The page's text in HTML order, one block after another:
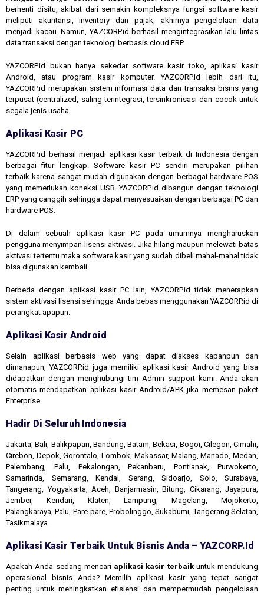
berhenti disitu, akibat dari semakin kompleksnya fungsi software kasir
meliputi akuntansi, inventory dan pajak, akhirnya pengelolaan data
menjadi kacau. Namun, YAZCORP.id berhasil mengintegrasikan lalu lintas
data transaksi dengan teknologi berbasis cloud ERP.
YAZCORP.id bukan hanya sekedar software kasir toko, aplikasi kasir
Android, atau program kasir komputer. YAZCORP.id lebih dari itu,
YAZCORP.id merupakan sistem informasi data dan transaksi bisnis yang
terpusat (centralized, saling terintegrasi, tersinkronisasi dan cocok untuk
segala jenis usaha.
Aplikasi Kasir PC
YAZCORP.id berhasil menjadi aplikasi kasir terbaik di Indonesia dengan
berbagai fitur lengkap. Software kasir PC sendiri merupakan pilihan
terbaik karena sangat mudah digunakan dengan berbagai hardware POS
yang memerlukan koneksi USB. YAZCORP.id dibangun dengan teknologi
ERP yang canggih sehingga dapat menyesuaikan dengan berbagai PC dan
hardware POS.
Di dalam sebuah aplikasi kasir PC pada umumnya mengharuskan
pengguna menyimpan lisensi aktivasi. Jika hilang maupun melewati batas
aktivasi tertentu maka software kasir yang sudah dibeli mahal-mahal tidak
bisa digunakan kembali.
Berbeda dengan aplikasi kasir PC lain, YAZCORP.id tidak menerapkan
sistem aktivasi lisensi sehingga Anda bebas menggunakan YAZCORP.id di
perangkat apapun.
Aplikasi Kasir Android
Selain aplikasi berbasis web yang dapat diakses kapanpun dan
dimanapun, YAZCORP.id juga memiliki aplikasi kasir Android yang bisa
didapatkan dengan menghubungi tim Admin support kami. Anda akan
otomatis mendapatkan aplikasi kasir Android/APK jika memesan paket
Enterprise.
Hadir Di Seluruh Indonesia
Jakarta, Bali, Balikpapan, Bandung, Batam, Bekasi, Bogor, Cilegon, Cimahi,
Cirebon, Depok, Gorontalo, Lombok, Makassar, Malang, Manado, Medan,
Palembang, Palu, Pekalongan, Pekanbaru, Pontianak, Purwokerto,
Samarinda, Semarang, Kendal, Serang, Sidoarjo, Solo, Surabaya,
Tangerang, Yogyakarta, Aceh, Banjarmasin, Bitung, Cikarang, Jayapura,
Jember, Kendari, Klaten, Lampung, Magelang, Mojokerto,
Palangkaraya, Palu, Pare-pare, Probolinggo, Sukabumi, Tangerang Selatan,
Tasikmalaya
Aplikasi Kasir Terbaik Untuk Bisnis Anda – YAZCORP.id
Apakah Anda sedang mencari aplikasi kasir terbaikuntuk mendukung
operasional bisnis Anda? Memilih aplikasi kasir yang tepat sangat
penting untuk meningkatkan efisiensi dan mempermudah pengelolaan